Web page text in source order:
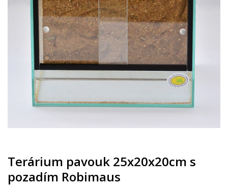
Terárium pavouk 25x20x20cm s
pozadím Robimaus